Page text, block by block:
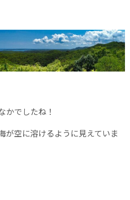
かでしたね！
が空に溶けるように見えていま